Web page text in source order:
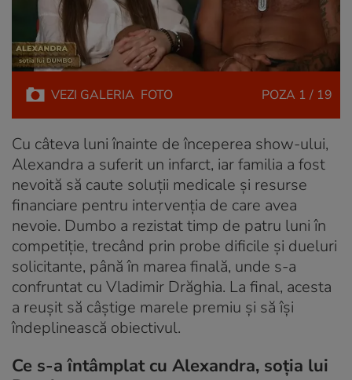
VEZI GALERIA FOTO POZA 1 / 19
Cu câteva luni înainte de începerea show-ului,
Alexandra a suferit un infarct, iar familia a fost
nevoită să caute soluții medicale și resurse
financiare pentru intervenția de care avea
nevoie. Dumbo a rezistat timp de patru luni în
competiție, trecând prin probe dificile și dueluri
solicitante, până în marea finală, unde s-a
confruntat cu Vladimir Drăghia. La final, acesta
a reușit să câștige marele premiu și să își
îndeplinească obiectivul.
Ce s-a întâmplat cu Alexandra, soția lui